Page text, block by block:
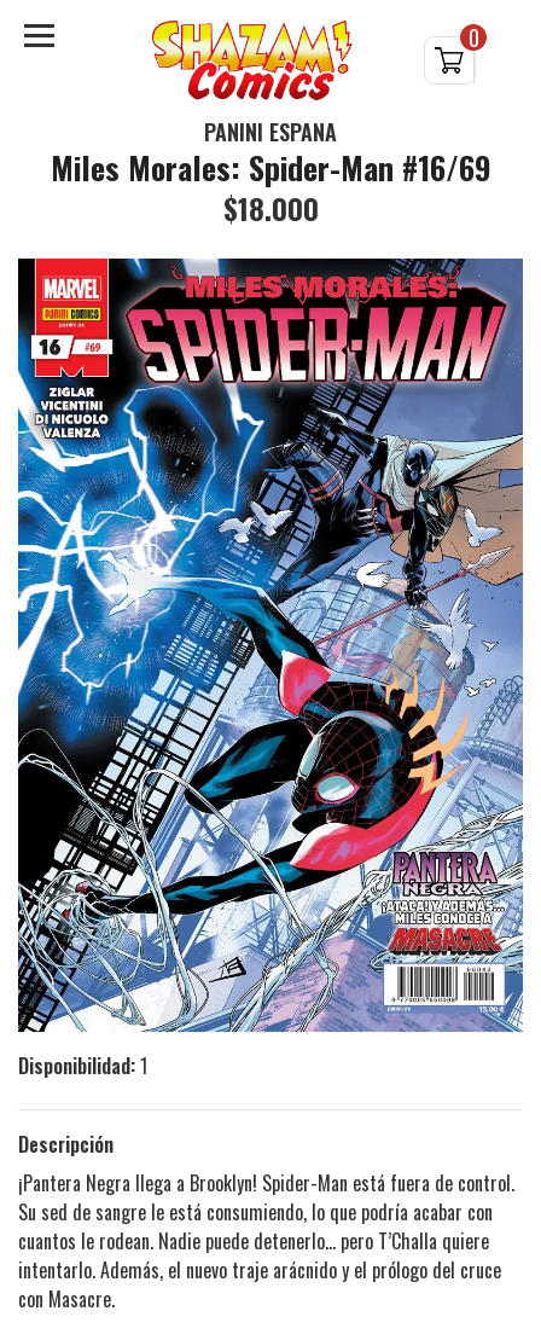
0
PANINI ESPAÑA
Miles Morales: Spider-Man #16/69
$18.000
Disponibilidad:1
Descripción
¡Pantera Negra llega a Brooklyn! Spider-Man está fuera de control.
Su sed de sangre le está consumiendo, lo que podría acabar con
cuantos le rodean. Nadie puede detenerlo... pero T’Challa quiere
intentarlo. Además, el nuevo traje arácnido y el prólogo del cruce
con Masacre.